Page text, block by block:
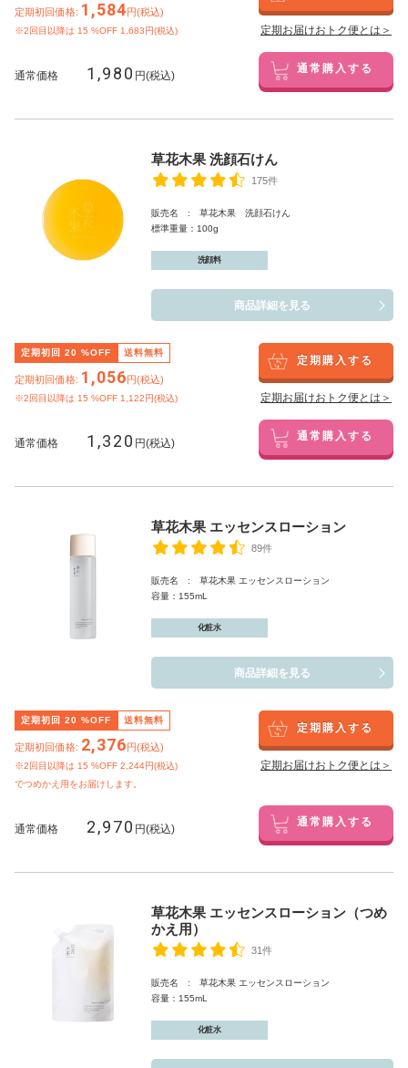
定期初回価格: 1,584円(税込)
※2回目以降は 15 %OFF 1,683円(税込) 定期お届けおトク便とは＞
通常価格 1,980 円(税込) 通常購入する
草花木果 洗顔石けん
175件
販売名 : 草花木果 洗顔石けん
標準重量：100g
洗顔料
商品詳細を見る
定期初回 20 %OFF 送料無料
定期初回価格: 1,056円(税込)
※2回目以降は 15 %OFF 1,122円(税込)
定期購入する
定期お届けおトク便とは＞
通常価格 1,320 円(税込) 通常購入する
草花木果 エッセンスローション
89件
販売名 : 草花木果 エッセンスローション
容量：155mL
化粧水
商品詳細を見る
定期初回 20 %OFF 送料無料
定期初回価格: 2,376円(税込)
※2回目以降は 15 %OFF 2,244円(税込)
でつめかえ用をお届けします。
定期購入する
定期お届けおトク便とは＞
通常価格 2,970 円(税込) 通常購入する
草花木果 エッセンスローション（つめ
かえ用）
31件
販売名 : 草花木果 エッセンスローション
容量：155mL
化粧水